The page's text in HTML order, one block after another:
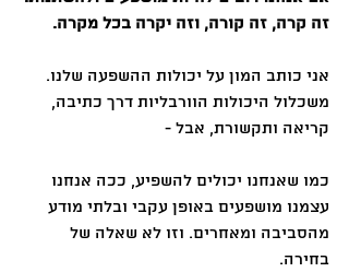
זה קרה, זה קורה, וזה יקרה בכל מקרה.
אני כותב המון על יכולות ההשפעה שלנו.
משכלול היכולות הוורבליות דרך כתיבה,
קריאה ותקשורת, אבל -
כמו שאנחנו יכולים להשפיע, ככה אנחנו
עצמנו מושפעים באופן עקבי ובלתי מודע
מהסביבה ומאחרים. וזו לא שאלה של
בחירה.